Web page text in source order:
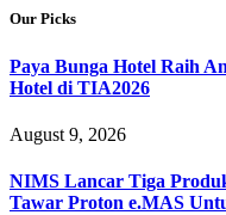
Our Picks
Paya Bunga Hotel Raih
Hotel di TIA2026
August 9, 2026
NIMS Lancar Tiga
Tawar Proton e.MAS